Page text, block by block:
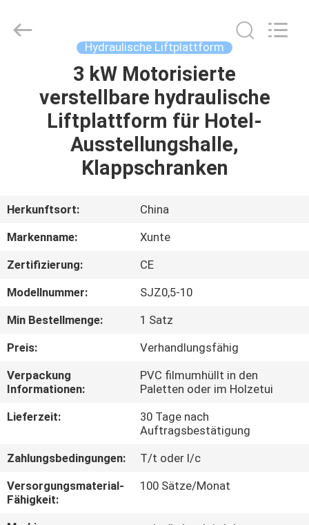
HAUSE
PRODUKTE
UNS
QUALITÄTSKONTROLLE
KONTAKT
MIT
UNS
BITTE UM
EIN
LTD.
Hydraulische Liftplattform
3 kW Motorisierte
verstellbare hydraulische
Liftplattform für Hotel-
Ausstellungshalle,
Klappschranken
Herkunftsort:
China
Markenname:
Xunte
Zertifizierung:
CE
Modellnummer:
SJZ0,5-10
Min Bestellmenge:
1 Satz
Preis:
Verhandlungsfähig
Verpackung
Informationen:
PVC filmumhüllt in den
Paletten oder im Holzetui
Lieferzeit:
30 Tage nach
Auftragsbestätigung
Zahlungsbedingungen:
T/t oder l/c
Versorgungsmaterial-
Fähigkeit:
100 Sätze/Monat